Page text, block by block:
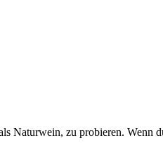
Naturwein, zu probieren. Wenn